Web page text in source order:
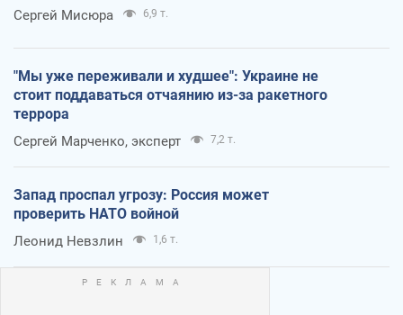
Сергей Мисюра 6,9 т.
"Мы уже переживали и худшее": Украине не
стоит поддаваться отчаянию из-за ракетного
террора
Сергей Марченко, эксперт 7,2 т.
Запад проспал угрозу: Россия может
проверить НАТО войной
Леонид Невзлин 1,6 т.